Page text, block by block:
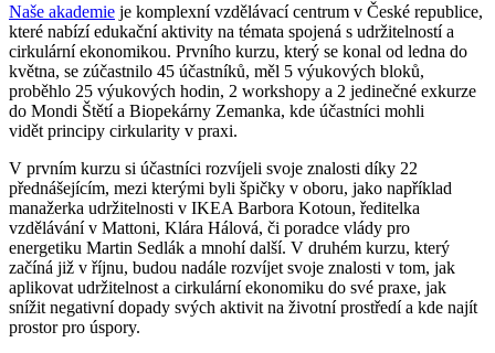
Naše akademie je komplexní vzdělávací centrum v České republice,
které nabízí edukační aktivity na témata spojená s udržitelností a
cirkulární ekonomikou. Prvního kurzu, který se konal od ledna do
května, se zúčastnilo 45 účastníků, měl 5 výukových bloků,
proběhlo 25 výukových hodin, 2 workshopy a 2 jedinečné exkurze
do Mondi Štětí a Biopekárny Zemanka, kde účastníci mohli
vidět principy cirkularity v praxi.
V prvním kurzu si účastníci rozvíjeli svoje znalosti díky 22
přednášejícím, mezi kterými byli špičky v oboru, jako například
manažerka udržitelnosti v IKEA Barbora Kotoun, ředitelka
vzdělávání v Mattoni, Klára Hálová, či poradce vlády pro
energetiku Martin Sedlák a mnohí další. V druhém kurzu, který
začíná již v říjnu, budou nadále rozvíjet svoje znalosti v tom, jak
aplikovat udržitelnost a cirkulární ekonomiku do své praxe, jak
snížit negativní dopady svých aktivit na životní prostředí a kde najít
prostor pro úspory.